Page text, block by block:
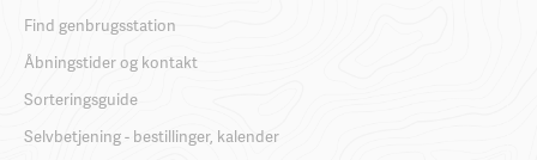
Find genbrugsstation
Åbningstider og kontakt
Sorteringsguide
Selvbetjening - bestillinger, kalender